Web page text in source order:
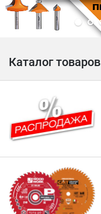
Каталог товаров